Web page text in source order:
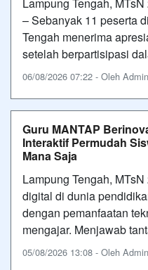
– Sebanyak 11 peserta
Tengah menerima
setelah berpartisipasi
06/08/2026 07:22 - Oleh
Guru MANTAP
Interaktif Permudah
Mana Saja
Lampung Tengah,
digital di dunia
dengan pemanfaatan
mengajar. Menjawab
05/08/2026 13:08 - Oleh